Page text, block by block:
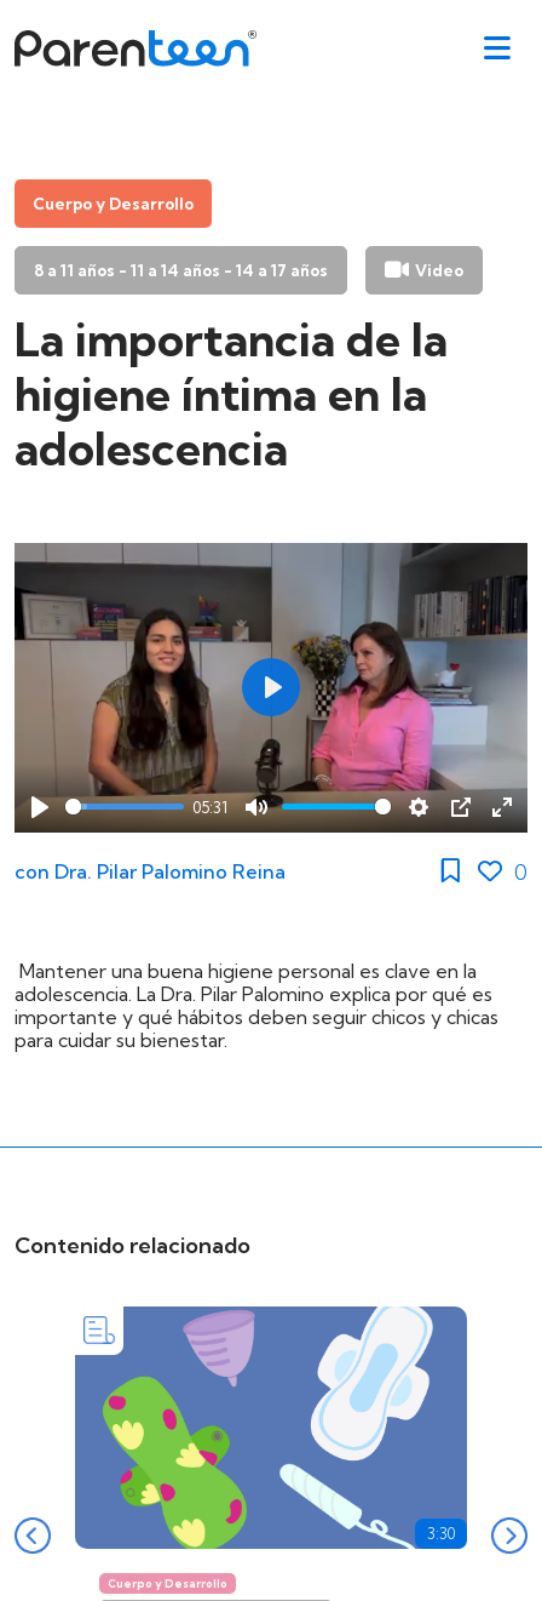
Cuerpo y Desarrollo
8 a 11 años - 11 a 14 años - 14 a 17 años Video
La importancia de la
higiene íntima en la
adolescencia
Play
05:31
Mute Settings
PIP
Play
con Dra. Pilar Palomino Reina 0
Mantener una buena higiene personal es clave en la
adolescencia. La Dra. Pilar Palomino explica por qué es
importante y qué hábitos deben seguir chicos y chicas
para cuidar su bienestar.
Contenido relacionado
3:30
Cuerpo y Desarrollo